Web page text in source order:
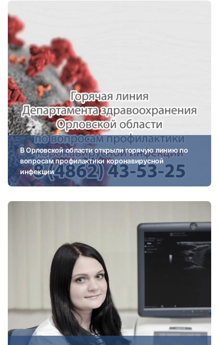
В Орловской области открыли горячую линию по
вопросам профилактики коронавирусной
инфекции